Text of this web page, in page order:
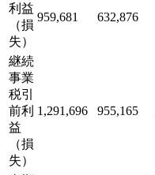
利益
（損
失）
959,681 632,876
継続
事業
税引
前利
益
（損
失）
1,291,696 955,165